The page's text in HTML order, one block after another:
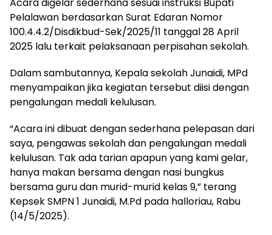
Acara digelar sederhana sesuai instruksi Bupati
Pelalawan berdasarkan Surat Edaran Nomor
100.4.4.2/Disdikbud-Sek/2025/11 tanggal 28 April
2025 lalu terkait pelaksanaan perpisahan sekolah.
Dalam sambutannya, Kepala sekolah Junaidi, MPd
menyampaikan jika kegiatan tersebut diisi dengan
pengalungan medali kelulusan.
“Acara ini dibuat dengan sederhana pelepasan dari
saya, pengawas sekolah dan pengalungan medali
kelulusan. Tak ada tarian apapun yang kami gelar,
hanya makan bersama dengan nasi bungkus
bersama guru dan murid-murid kelas 9,” terang
Kepsek SMPN 1 Junaidi, M.Pd pada halloriau, Rabu
(14/5/2025).